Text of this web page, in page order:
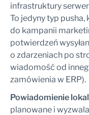
infrastruktury
To jedyny typ
do kampanii
potwierdzeń
o zdarzeniach po
wiadomość od
zamówienia w ERP).
Powiadomienie
planowane i